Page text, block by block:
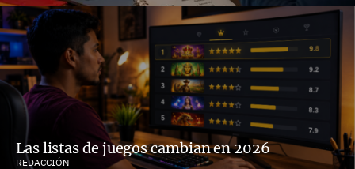
Las listas de juegos cambian en 2026
REDACCIÓN